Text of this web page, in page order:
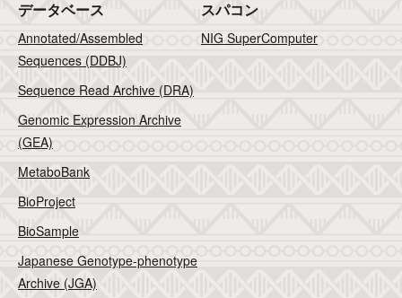
データベース
Annotated/Assembled
Sequences (DDBJ)
Sequence Read Archive (DRA)
Genomic Expression Archive
(GEA)
MetaboBank
BioProject
BioSample
Japanese Genotype-phenotype
Archive (JGA)
スパコン
NIG SuperComputer